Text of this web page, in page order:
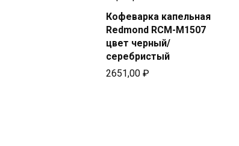
Подробней
Кофеварка капельная
Redmond RCM-M1507
цвет черный/
серебристый
2651,00₽